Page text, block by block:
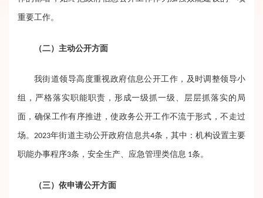
重要工作。
（二）主动公开方面
我街道领导高度重视政府信息公开工作，及时调整领导小
组，严格落实职能职责，形成一级抓一级、层层抓落实的局
面，确保工作有序推进，使政务公开工作不流于形式，不走过
场。2023年街道主动公开政府信息共4条，其中：机构设置主要
职能办事程序3条，安全生产、应急管理类信息 1条。
（三）依申请公开方面